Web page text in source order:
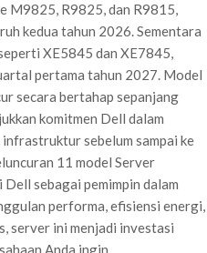
M9825, R9825, dan R9815,
kedua tahun 2026. Sementara
XE5845 dan XE7845,
pertama tahun 2027. Model
secara bertahap sepanjang
komitmen Dell dalam
sebelum sampai ke
11 model Server
sebagai pemimpin dalam
performa, efisiensi energi,
server ini menjadi investasi
Anda ingin